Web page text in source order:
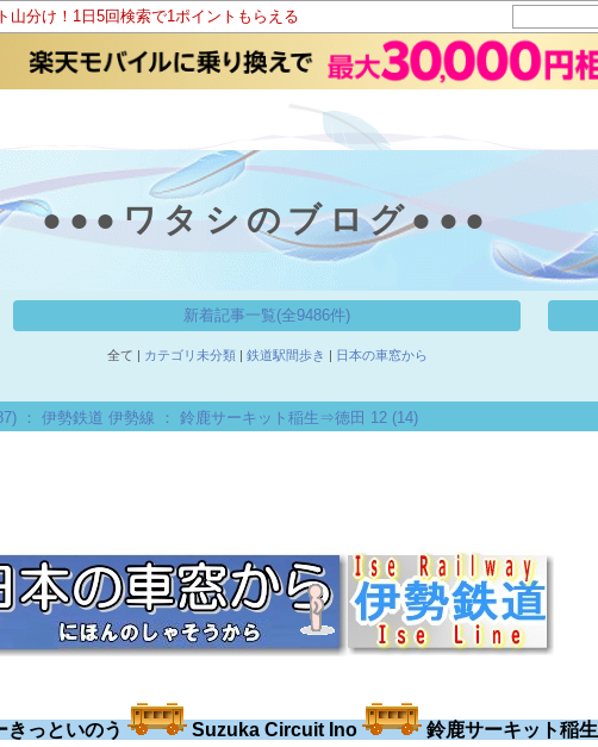
山分け！1日5回検索で1ポイントもらえる
●●●ワタシのブログ●●●
新着記事一覧(全9486件)
全て | カテゴリ未分類| 鉄道駅間歩き | 日本の車窓から
： 伊勢鉄道 伊勢線 ： 鈴鹿サーキット稲生⇒徳田 12 (14)
っといのう Suzuka Circuit Ino 鈴鹿サーキット稲生